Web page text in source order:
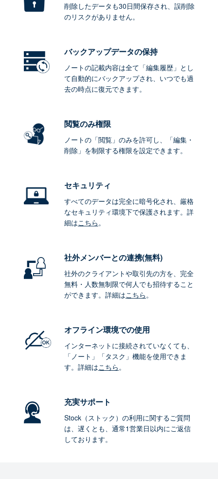
削除したデータも30日間保存され、誤削除
のリスクがありません。
バックアップデータの保持
ノートの記載内容は全て「編集履歴」とし
て自動的にバックアップされ、いつでも過
去の時点に復元できます。
閲覧のみ権限
ノートの「閲覧」のみを許可し、「編集・
削除」を制限する権限を設定できます。
セキュリティ
すべてのデータは完全に暗号化され、厳格
なセキュリティ環境下で保護されます。詳
細はこちら。
社外メンバーとの連携(無料)
社外のクライアントや取引先の方を、完全
無料・人数無制限で何人でも招待すること
ができます。詳細はこちら。
オフライン環境での使用
インターネットに接続されていなくても、
「ノート」「タスク」機能を使用できま
す。詳細はこちら。
充実サポート
Stock（ストック）の利用に関するご質問
は、遅くとも、通常1営業日以内にご返信
しております。